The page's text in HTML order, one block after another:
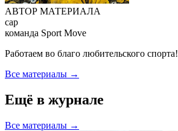
АВТОР МАТЕРИАЛА
cap
команда Sport Move
Работаем во благо любительского спорта!
Все материалы →
Ещё в журнале
Все материалы →